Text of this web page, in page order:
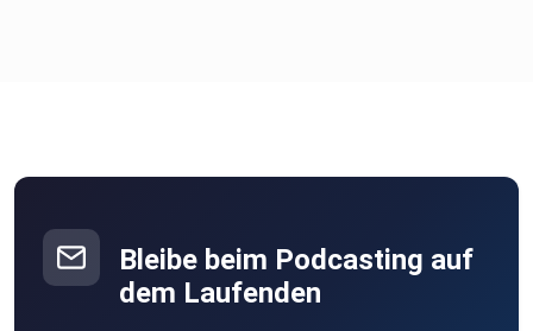
Bleibe beim Podcasting auf
dem Laufenden